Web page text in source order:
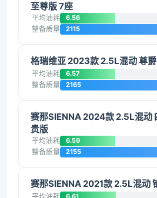
至尊版 7座
平均油耗 6.56
整备质量 2115
格瑞维亚 2023款 2.5L混动 尊
平均油耗 6.57
整备质量 2165
赛那SIENNA 2024款 2.5L混动
贵版
平均油耗 6.59
整备质量 2155
赛那SIENNA 2021款 2.5L混动
6.61